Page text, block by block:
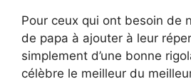
Pour ceux qui ont besoin de
de papa à ajouter à leur
simplement d’une bonne
célèbre le meilleur du